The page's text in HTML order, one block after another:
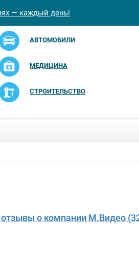
— каждый день!
АВТОМОБИЛИ
МЕДИЦИНА
СТРОИТЕЛЬСТВО
отзывы о компании М.Видео